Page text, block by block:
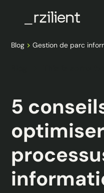
Blog Gestion de parc
5